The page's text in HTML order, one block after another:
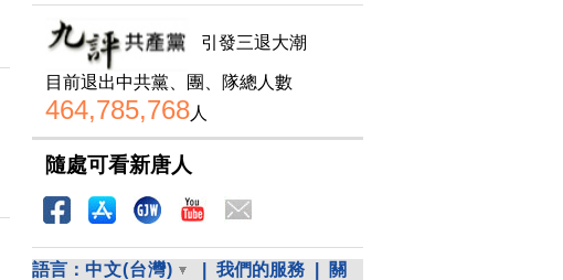
引發三退大潮
目前退出中共黨、團、隊總人數
464,785,768人
隨處可看新唐人
語言： 中文(台灣) 我們的服務
關